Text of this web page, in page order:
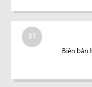
31
Biên bản